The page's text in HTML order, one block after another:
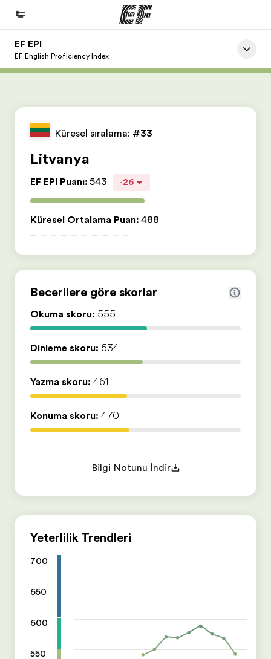
Ana Sayfa
Size yakın bir EF ofisi bulun
Hakkımızda
Kariyer
Ekibimize katılın
EF EPI
EF English Proficiency Index
Küresel sıralama: #33
Litvanya
EF EPI Puanı: 543 -26
Küresel Ortalama Puan: 488
Becerilere göre skorlar
Okuma skoru: 555
Dinleme skoru: 534
Yazma skoru: 461
Konuşma skoru: 470
Bilgi Notunu İndir
Yeterlilik Trendleri
700
650
600
550